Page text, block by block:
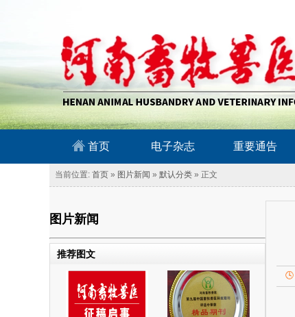
首页 电子杂志 重要通告
当前位置: 首页 » 图片新闻 » 默认分类 » 正文
图片新闻
推荐图文
🕓